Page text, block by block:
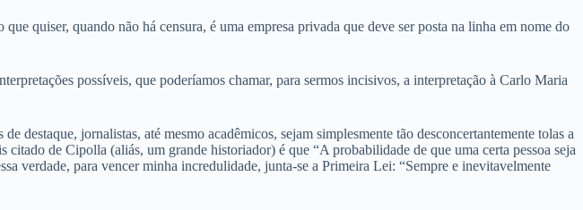
quiser, quando não há censura, é uma empresa privada que deve ser posta na linha em nome do
possíveis, que poderíamos chamar, para sermos incisivos, a interpretação à Carlo Maria
destaque, jornalistas, até mesmo acadêmicos, sejam simplesmente tão desconcertantemente tolas a
de Cipolla (aliás, um grande historiador) é que “A probabilidade de que uma certa pessoa seja
verdade, para vencer minha incredulidade, junta-se a Primeira Lei: “Sempre e inevitavelmente